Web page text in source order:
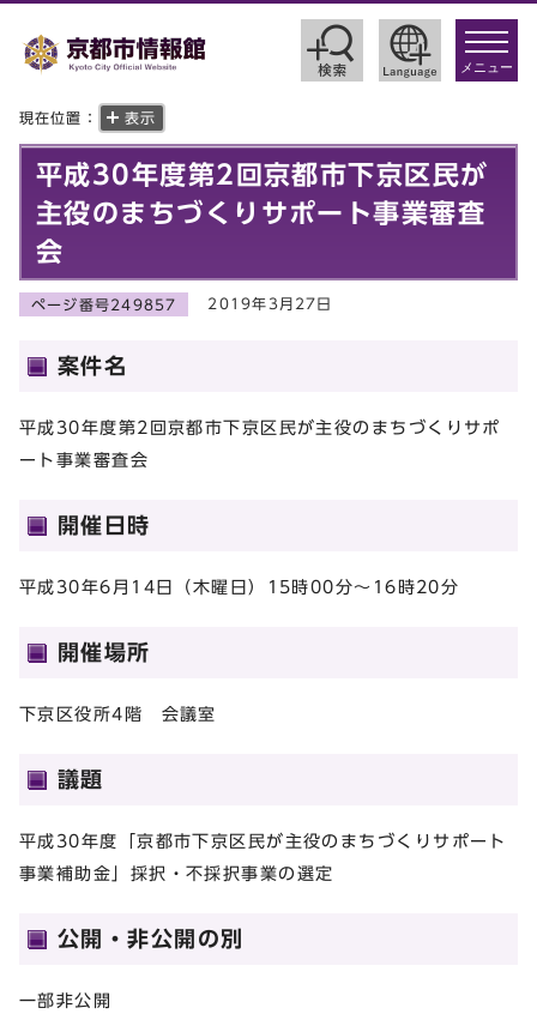
toggle
メニュー
現在位置： 表示
平成30年度第2回京都市下京区民が
主役のまちづくりサポート事業審査
会
ページ番号249857 2019年3月27日
案件名
平成30年度第2回京都市下京区民が主役のまちづくりサポ
ート事業審査会
開催日時
平成30年6月14日（木曜日）15時00分～16時20分
開催場所
下京区役所4階 会議室
議題
平成30年度「京都市下京区民が主役のまちづくりサポート
事業補助金」採択・不採択事業の選定
公開・非公開の別
一部非公開